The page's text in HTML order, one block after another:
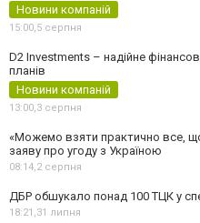
Новини компаній
15:00,5 серпня
D2 Investments – надійне
планів
Новини компаній
13:00,3 серпня
«Можемо взяти практично все,
заяву про угоду з Україною
08:14,2 серпня
ДБР обшукало понад 100 ТЦК у
18:21,31 липня